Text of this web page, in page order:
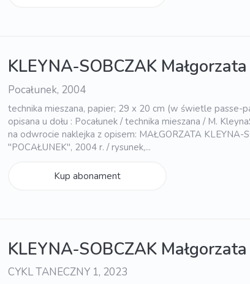
KLEYNA-SOBCZAK Małgorzata
Pocałunek, 2004
technika mieszana, papier; 29 x 20 cm (w świetle passe-
opisana u dołu : Pocałunek / technika mieszana / M.
na odwrocie naklejka z opisem: MAŁGORZATA KLEYNA-
"POCAŁUNEK", 2004 r. / rysunek,...
Kup abonament
KLEYNA-SOBCZAK Małgorzata
CYKL TANECZNY 1, 2023